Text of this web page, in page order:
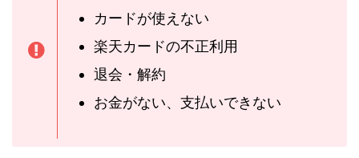
カードが使えない
楽天カードの不正利用
退会・解約
お金がない、支払いできない